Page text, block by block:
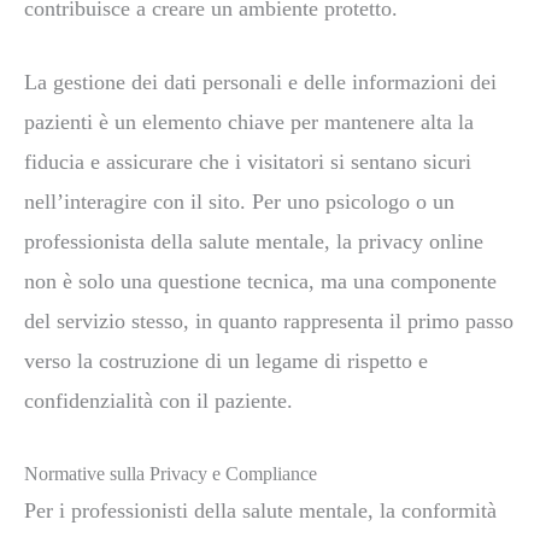
contribuisce a creare un ambiente protetto.
La gestione dei dati personali e delle informazioni dei
pazienti è un elemento chiave per mantenere alta la
fiducia e assicurare che i visitatori si sentano sicuri
nell’interagire con il sito. Per uno psicologo o un
professionista della salute mentale, la privacy online
non è solo una questione tecnica, ma una componente
del servizio stesso, in quanto rappresenta il primo passo
verso la costruzione di un legame di rispetto e
confidenzialità con il paziente.
Normative sulla Privacy e Compliance
Per i professionisti della salute mentale, la conformità